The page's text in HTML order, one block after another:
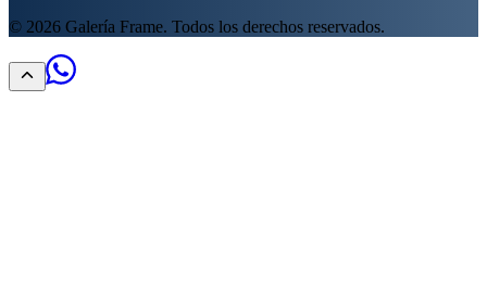
© 2026 Galería Frame. Todos los derechos reservados.